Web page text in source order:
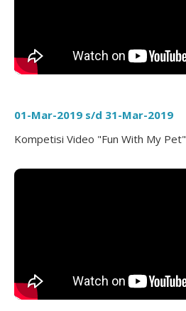
01-Mar-2019 s/d 31-Mar-2019
Kompetisi Video "Fun With My Pet"